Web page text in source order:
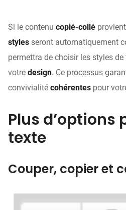
Si le contenu copié-collé
styles seront automatiquement
permettra de choisir les styles
votre design. Ce processus
convivialité cohérentes pour
Plus d’options
texte
Couper, copier et